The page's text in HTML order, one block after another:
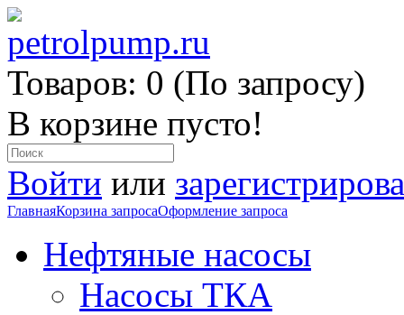
Товаров: 0 (По запросу)
В корзине пусто!
Войти или
ГлавнаяКорзина запросаОформление запроса
Нефтяные насосы
Насосы ТКА